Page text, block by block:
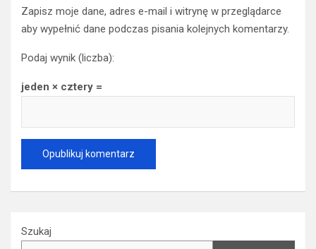
Zapisz moje dane, adres e-mail i witrynę w przeglądarce
aby wypełnić dane podczas pisania kolejnych komentarzy.
Podaj wynik (liczba):
jeden × cztery =
Szukaj